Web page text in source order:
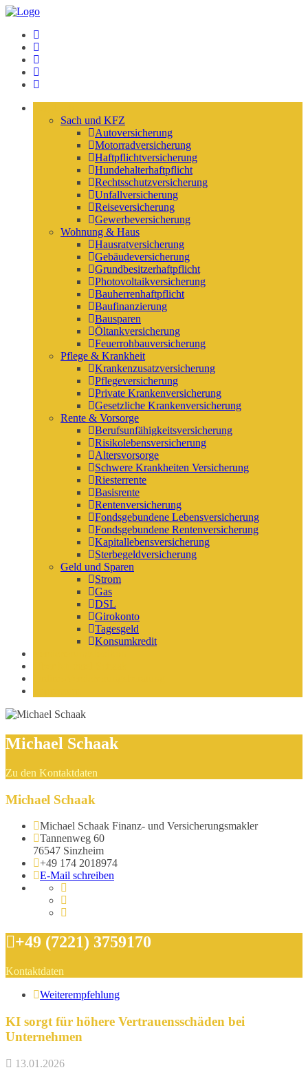
Sach und KFZ
Autoversicherung
Motorradversicherung
Haftpflichtversicherung
Hundehalterhaftpflicht
Rechtsschutzversicherung
Unfallversicherung
Reiseversicherung
Gewerbeversicherung
Wohnung & Haus
Hausratversicherung
Gebäudeversicherung
Grundbesitzerhaftpflicht
Photovoltaikversicherung
Bauherrenhaftpflicht
Baufinanzierung
Bausparen
Öltankversicherung
Feuerrohbauversicherung
Pflege & Krankheit
Krankenzusatzversicherung
Pflegeversicherung
Private Krankenversicherung
Gesetzliche Krankenversicherung
Rente & Vorsorge
Berufs­unfähigkeitsversicherung
Risikolebensversicherung
Altersvorsorge
Schwere Krankheiten Versicherung
Riesterrente
Basisrente
Rentenversicherung
Fondsgebundene Lebensversicherung
Fondsgebundene Rentenversicherung
Kapitallebensversicherung
Sterbegeldversicherung
Geld und Sparen
Strom
Gas
DSL
Girokonto
Tagesgeld
Konsumkredit
Michael Schaak
Zu den Kontaktdaten
Michael Schaak
Michael Schaak Finanz- und Versicherungsmakler
Tannenweg 60
76547 Sinzheim
+49 174 2018974
E-Mail schreiben
+49 (7221) 3759170
Kontaktdaten
Weiterempfehlung
KI sorgt für höhere Vertrauensschäden bei
Unternehmen
13.01.2026